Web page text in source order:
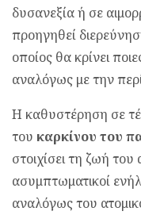
δυσανεξία ή σε
προηγηθεί
οποίος θα κρίνει
αναλόγως με την
Η καθυστέρηση σε
του καρκίνου του
στοιχίσει τη ζωή
ασυμπτωματικοί
αναλόγως του